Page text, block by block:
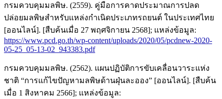
กรมควบคุมมลพิษ. (2559). คู่มือการคาดประมาณการปลด
ปล่อยมลพิษสำหรับแหล่งกำเนิดประเภทรถยนต์ ในประเทศไทย
[ออนไลน์]. [สืบค้นเมื่อ 27 พฤศจิกายน 2568]; แหล่งข้อมูล:
https://www.pcd.go.th/wp-content/uploads/2020/05/pcdnew-2020-
05-25_05-13-02_943383.pdf
กรมควบคุมมลพิษ. (2562). แผนปฏิบัติการขับเคลื่อนวาระแห่ง
ชาติ “การแก้ไขปัญหามลพิษด้านฝุ่นละออง” [ออนไลน์]. [สืบค้น
เมื่อ 1 สิงหาคม 2566]; แหล่งข้อมูล: